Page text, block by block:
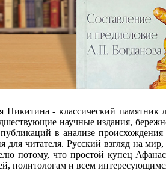
- классический памятник
научные издания,
в анализе
читателя. Русский взгляд на
потому, что простой купец
политологам и всем